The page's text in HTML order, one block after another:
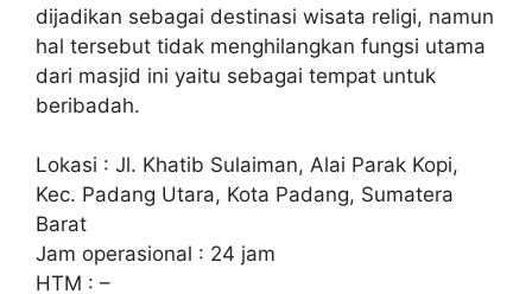
dijadikan sebagai destinasi wisata religi, namun
hal tersebut tidak menghilangkan fungsi utama
dari masjid ini yaitu sebagai tempat untuk
beribadah.
Lokasi : Jl. Khatib Sulaiman, Alai Parak Kopi,
Kec. Padang Utara, Kota Padang, Sumatera
Barat
Jam operasional : 24 jam
HTM : –